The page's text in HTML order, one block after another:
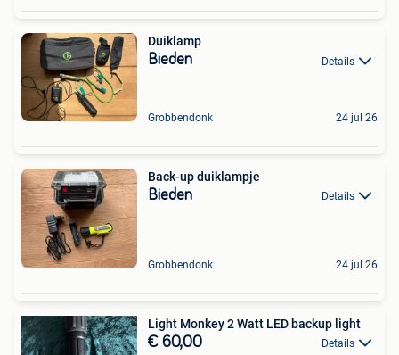
Duiklamp
Bieden Details
Grobbendonk 24 jul 26
Back-up duiklampje
Bieden Details
Grobbendonk 24 jul 26
Light Monkey 2 Watt LED backup light
€ 60,00 Details